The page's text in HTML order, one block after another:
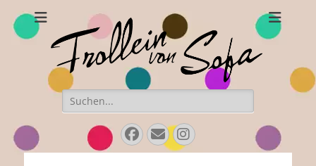
Frollein von Sofa
Handgefertigte Hüte und Accessoires
Suchen
nach:
Facebook
EmailInstagram